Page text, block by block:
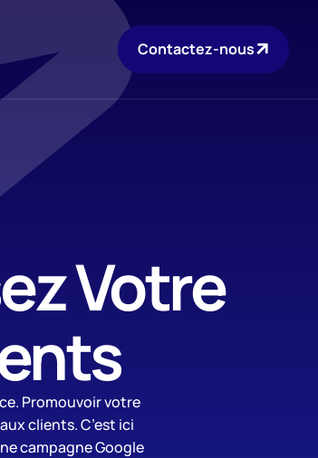
Contactez-nous
Votre
Promouvoir votre
clients. C’est ici
campagne Google